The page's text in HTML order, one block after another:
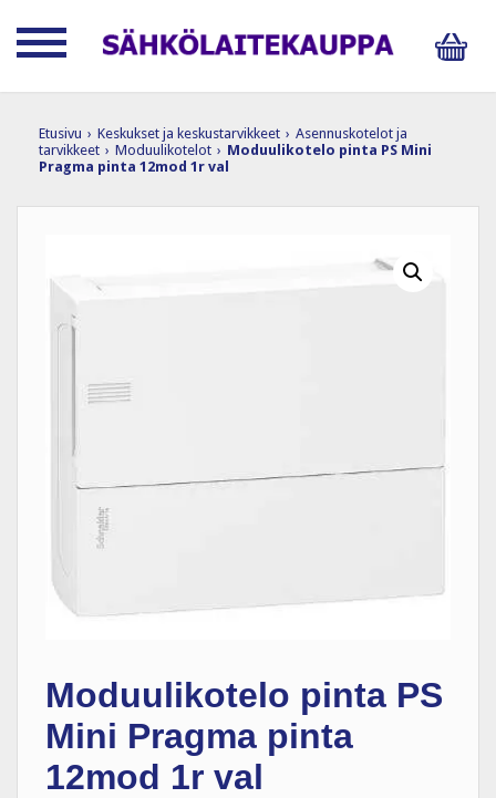
Etusivu › Keskukset ja keskustarvikkeet › Asennuskotelot ja
tarvikkeet › Moduulikotelot › Moduulikotelo pinta PS Mini
Pragma pinta 12mod 1r val
Moduulikotelo pinta PS
Mini Pragma pinta
12mod 1r val